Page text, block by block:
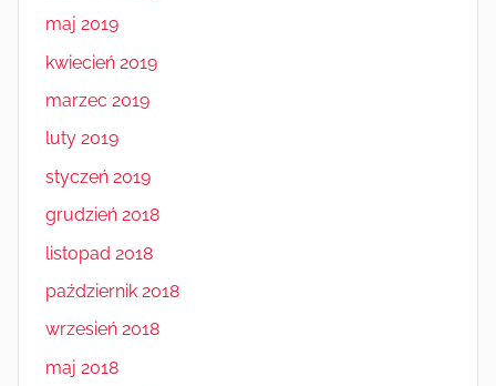
maj 2019
kwiecień 2019
marzec 2019
luty 2019
styczeń 2019
grudzień 2018
listopad 2018
październik 2018
wrzesień 2018
maj 2018